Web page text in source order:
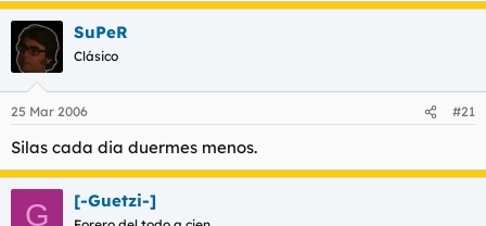
SuPeR
Clásico
25 Mar 2006 #21
Silas cada dia duermes menos.
G [-Guetzi-]